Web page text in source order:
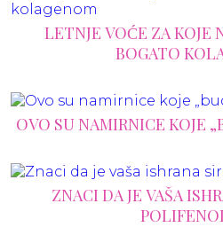
LETNJE VOĆE ZA KOJE
BOGATO
OVO SU NAMIRNICE KOJE
ZNACI DA JE VAŠA